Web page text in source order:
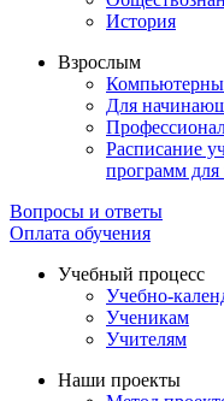
История
Взрослым
Для
Расписание
программ для
Вопросы и ответы
Оплата обучения
Учебный процесс
Учебно-
Ученикам
Учителям
Наши проекты